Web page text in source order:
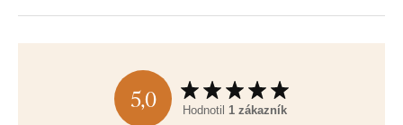
5,0 Hodnotil 1 zákazník